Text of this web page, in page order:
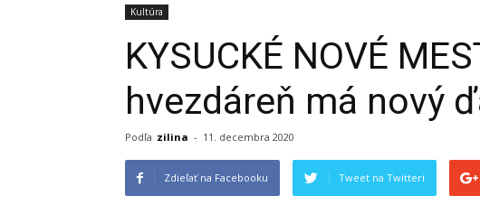
Kultúra
KYSUCKÉ NOVÉ
hvezdáreň má nový
Podľa zilina - 11. decembra 2020
Zdieľať na Facebooku Tweet na Twitteri